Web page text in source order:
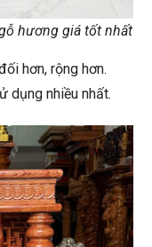
hương giá tốt nhất
hơn, rộng hơn.
dụng nhiều nhất.